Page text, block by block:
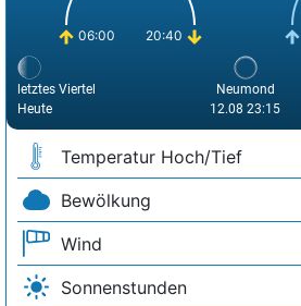
06:00 20:40
letztes Viertel
Heute
Neumond
12.08 23:15
Temperatur Hoch/Tief
Bewölkung
Wind
Sonnenstunden